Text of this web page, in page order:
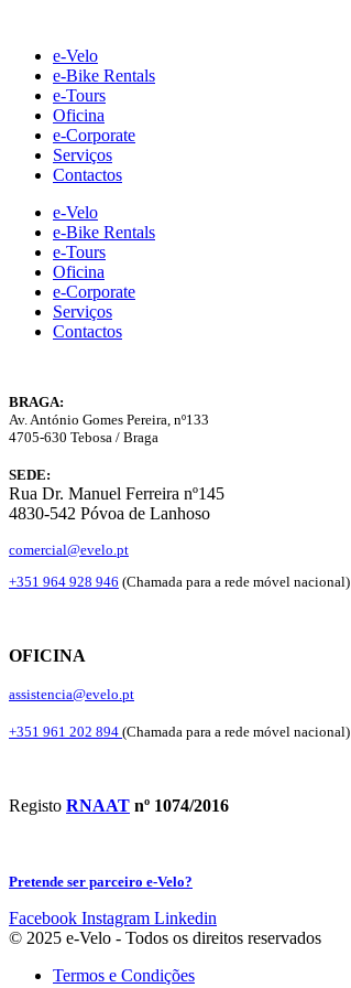
contente-Velo
e-Bike Rentals
e-Tours
Oficina
e-Corporate
Serviços
Contactos
e-Velo
e-Bike Rentals
e-Tours
Oficina
e-Corporate
Serviços
Contactos
BRAGA:
Av. António Gomes Pereira, nº133
4705-630 Tebosa / Braga
SEDE:
Rua Dr. Manuel Ferreira nº145
4830-542 Póvoa de Lanhoso
comercial@evelo.pt
+351 964 928 946 (Chamada para a rede móvel nacional)
OFICINA
assistencia@evelo.pt
+351 961 202 894 (Chamada para a rede móvel nacional)
Registo RNAAT nº 1074/2016
Pretende ser parceiro e-Velo?
Facebook Instagram Linkedin
© 2025 e-Velo - Todos os direitos reservados
Termos e Condições